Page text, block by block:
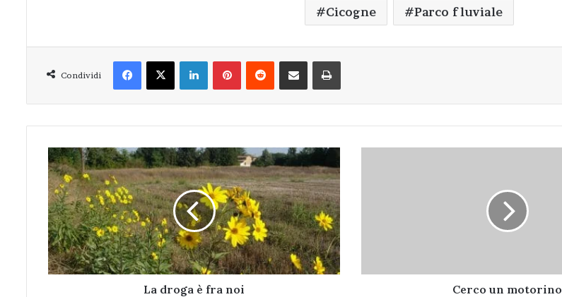
Cicogne Parco fluviale
Condividi
Facebook
X LinkedInPinterestReddit Condividi via Email Stampa
La
droga
è
fra
noi
La droga è fra noi Cerco un motorino